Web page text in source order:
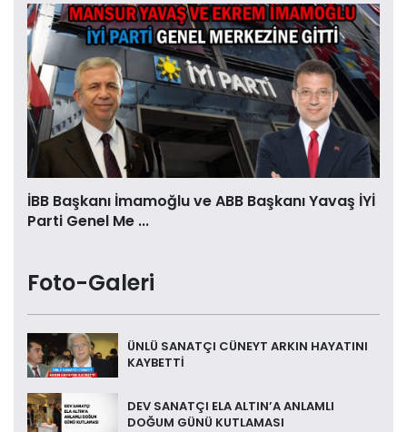
İBB Başkanı İmamoğlu ve ABB Başkanı Yavaş İYİ
Parti Genel Me ...
Foto-Galeri
ÜNLÜ SANATÇI CÜNEYT ARKIN HAYATINI
KAYBETTİ
DEV SANATÇI ELA ALTIN’A ANLAMLI
DOĞUM GÜNÜ KUTLAMASI